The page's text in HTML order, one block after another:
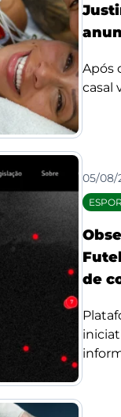
Após
casal
05/08/
de